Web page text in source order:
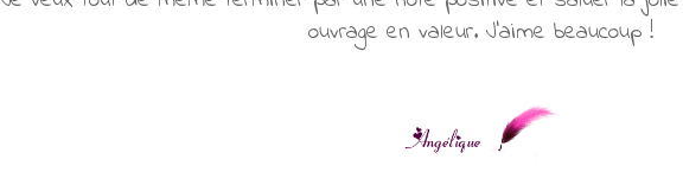
ouvrage en valeur. J'aime beaucoup !